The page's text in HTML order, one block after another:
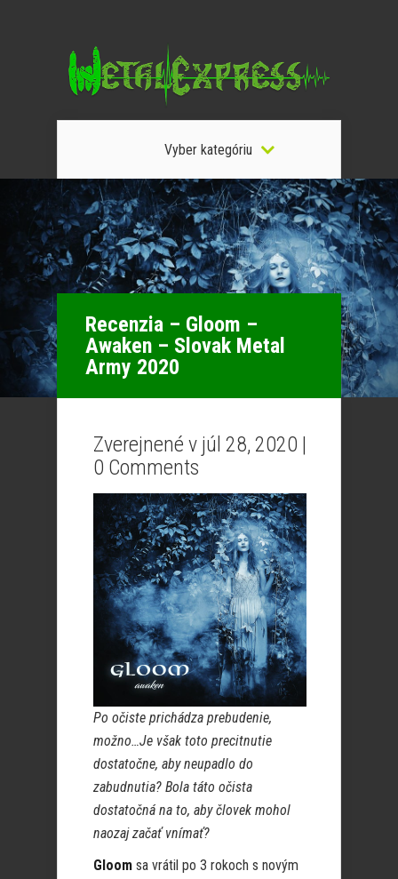
Vyber kategóriu
Recenzia – Gloom –
Awaken – Slovak Metal
Army 2020
Zverejnené v júl 28, 2020 |
0 Comments
Po očiste prichádza prebudenie,
možno…Je však toto precitnutie
dostatočne, aby neupadlo do
zabudnutia? Bola táto očista
dostatočná na to, aby človek mohol
naozaj začať vnímať?
Gloom sa vrátil po 3 rokoch s novým